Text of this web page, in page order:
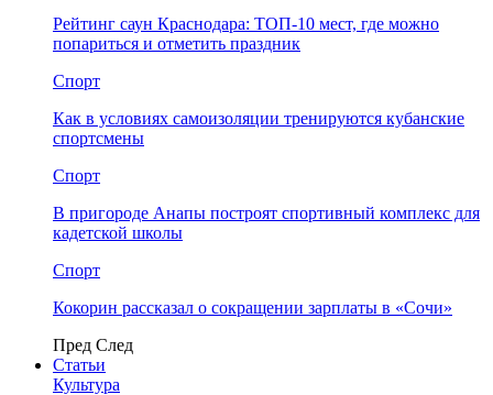
Рейтинг саун Краснодара: ТОП-10 мест, где можно
попариться и отметить праздник
Спорт
Как в условиях самоизоляции тренируются кубанские
спортсмены
Спорт
В пригороде Анапы построят спортивный комплекс для
кадетской школы
Спорт
Кокорин рассказал о сокращении зарплаты в «Сочи»
Пред След
Статьи
Культура